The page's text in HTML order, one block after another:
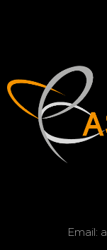
Email: